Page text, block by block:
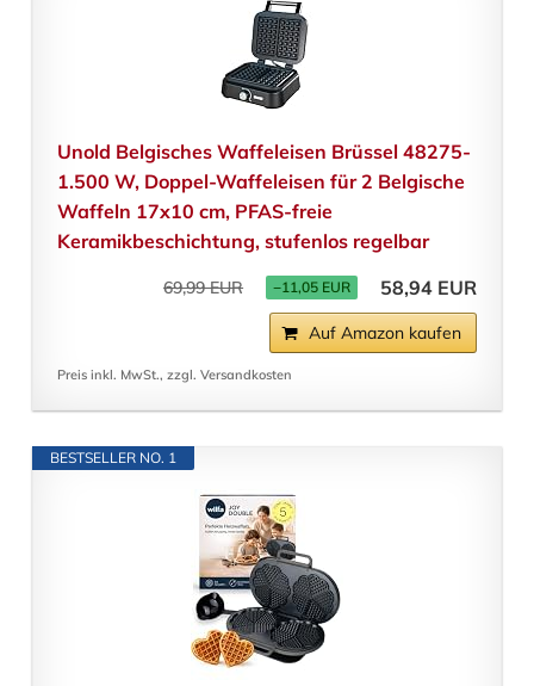
Unold Belgisches Waffeleisen Brüssel 48275-
1.500 W, Doppel-Waffeleisen für 2 Belgische
Waffeln 17x10 cm, PFAS-freie
Keramikbeschichtung, stufenlos regelbar
69,99 EUR −11,05 EUR 58,94 EUR
Auf Amazon kaufen
Preis inkl. MwSt., zzgl. Versandkosten
BESTSELLER NO. 1